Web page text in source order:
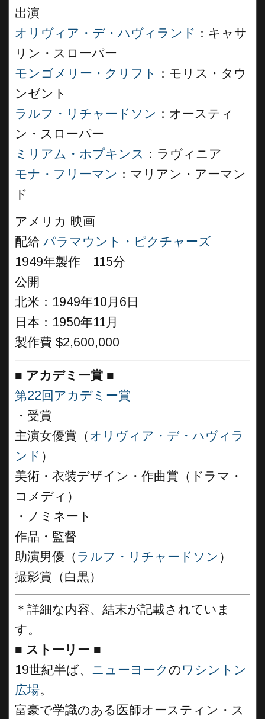
出演
オリヴィア・デ・ハヴィランド ：キャサ
リン・スローパー
モンゴメリー・クリフト
：モリス・タウ
ンゼント
ラルフ・リチャードソン ：オースティ
ン・スローパー
ミリアム・ホプキンス ：ラヴィニア
モナ・フリーマン ：マリアン・アーマン
ド
アメリカ 映画
配給 パラマウント・ピクチャーズ
1949年製作 115分
公開
北米：1949年10月6日
日本：1950年11月
製作費 $2,600,000
■ アカデミー賞 ■
第22回アカデミー賞
・受賞
主演女優賞（オリヴィア・デ・ハヴィラ
ンド ）
美術・衣装デザイン・作曲賞（ドラマ・
コメディ）
・ノミネート
作品・監督
助演男優（ ラルフ・リチャードソン ）
撮影賞（白黒）
＊詳細な内容、結末が記載されていま
す。
■ ストーリー ■
19世紀半ば、 ニューヨークのワシントン
広場。
富豪で学識のある医師オースティン・ス